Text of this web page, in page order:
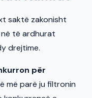
saktë zakonisht
të ardhurat
drejtime.
për
më parë ju filtronin